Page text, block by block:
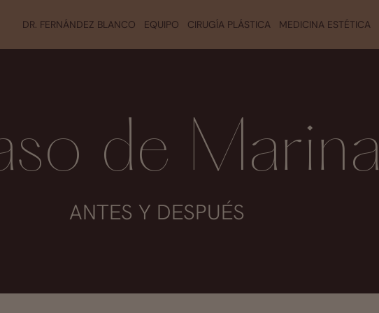
DR. FERNÁNDEZ BLANCO EQUIPO CIRUGÍA PLÁSTICA MEDICINA ESTÉTICA
de Marina
ANTES Y DESPUÉS